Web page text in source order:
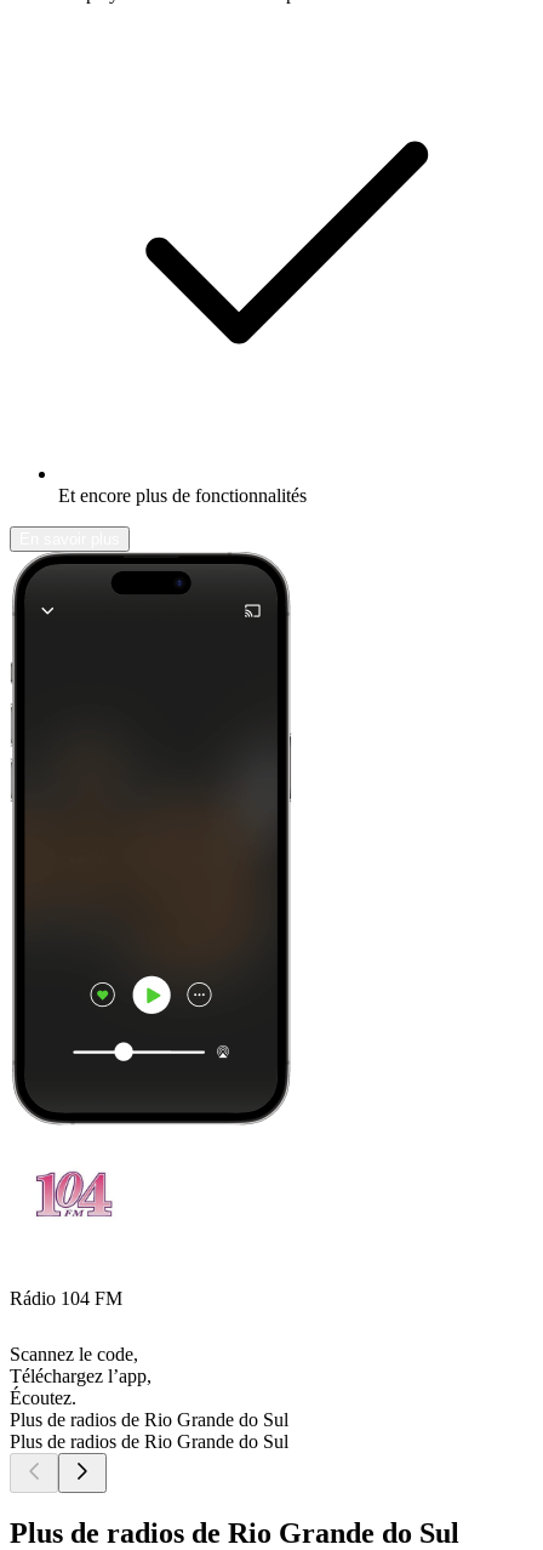
Et encore plus de fonctionnalités
Rádio 104 FM
Scannez le code,
Téléchargez l’app,
Écoutez.
Plus de radios de Rio Grande do Sul
Plus de radios de Rio Grande do Sul
Plus de radios de Rio Grande do Sul